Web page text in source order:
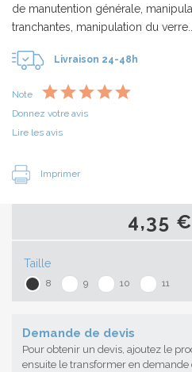
de manutention générale,
tranchantes, manipulation du verre...
Livraison 24-48h
Note
Donnez votre avis
Lire les avis
Imprimer
4,35
Taille
8 9 10 11
Demande de devis
Pour obtenir un devis, ajoutez le
ensuite le transformer en demande